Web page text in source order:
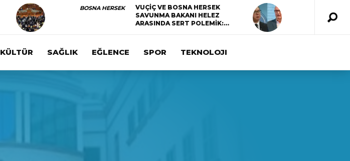
BOSNA HERSEK
VUÇİÇ VE BOSNA HERSEK
SAVUNMA BAKANI HELEZ
ARASINDA SERT POLEMİK:…
KÜLTÜR SAĞLIK EĞLENCE SPOR TEKNOLOJI